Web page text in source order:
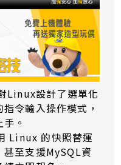
設計了選單化
令輸入操作模式，
。
Linux 的快照替運
至支援MySQL資